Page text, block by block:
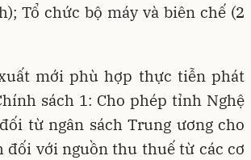
Tổ chức bộ máy và biên chế (2
mới phù hợp thực tiễn phát
sách 1: Cho phép tỉnh Nghệ
từ ngân sách Trung ương cho
đối với nguồn thu thuế từ các cơ